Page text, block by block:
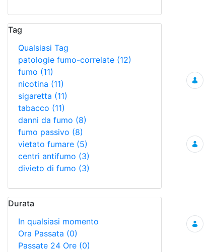
Tag
Qualsiasi Tag
patologie fumo-correlate (12)
fumo (11)
nicotina (11)
sigaretta (11)
tabacco (11)
danni da fumo (8)
fumo passivo (8)
vietato fumare (5)
centri antifumo (3)
divieto di fumo (3)
Durata
In qualsiasi momento
Ora Passata (0)
Passate 24 Ore (0)